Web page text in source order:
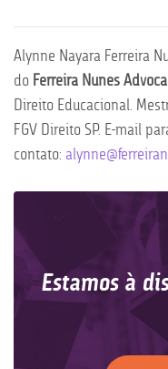
Alynne Nayara Ferreira
do Ferreira Nunes
Direito Educacional.
FGV Direito SP. E-mail
contato:
Estamos à